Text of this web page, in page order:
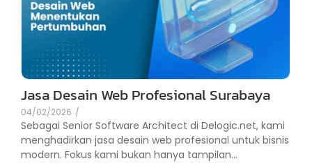
Jasa Desain Web Profesional Surabaya
04/02/2026 /
Sebagai Senior Software Architect di Delogic.net, kami
menghadirkan jasa desain web profesional untuk bisnis
modern. Fokus kami bukan hanya tampilan...